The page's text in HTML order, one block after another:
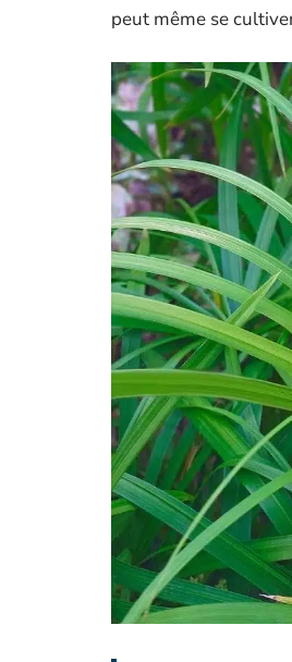
peut même se